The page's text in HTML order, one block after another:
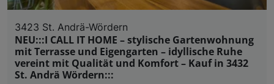
3423 St. Andrä-Wördern
NEU:::I CALL IT HOME – stylische Gartenwohnung
mit Terrasse und Eigengarten – idyllische Ruhe
vereint mit Qualität und Komfort – Kauf in 3432
St. Andrä Wördern:::